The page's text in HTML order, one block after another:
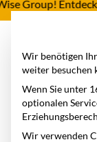
Entdecken
Wir benötigen
weiter besuchen
Wenn Sie unter
optionalen
Wir verwenden